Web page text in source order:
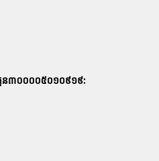
រូន៣០០០០៥០១០៩១៩: